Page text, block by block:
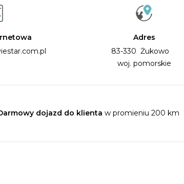
Adres
83-330 Żukowo
woj. pomorskie
dojazd do klienta w promieniu 200 km